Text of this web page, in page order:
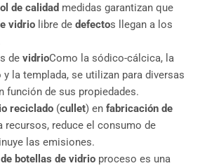
de calidad medidas garantizan que
vidriolibre de defectos llegan a los
de vidrioComo la sódico-cálcica, la
la templada, se utilizan para diversas
función de sus propiedades.
reciclado(cullet) en fabricación de
recursos, reduce el consumo de
las emisiones.
botellas de vidrioproceso es una